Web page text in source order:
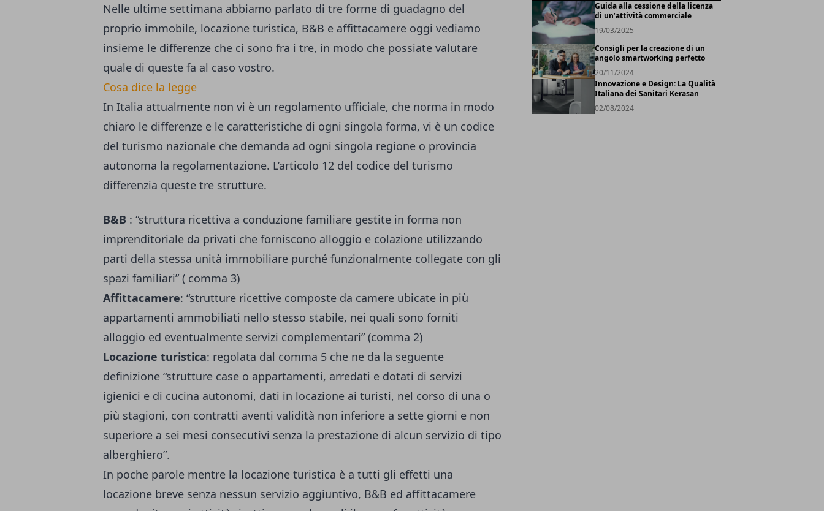
Nelle ultime settimana abbiamo parlato di tre forme di guadagno del
proprio immobile, locazione turistica, B&B e affittacamere oggi vediamo
insieme le differenze che ci sono fra i tre, in modo che possiate valutare
quale di queste fa al caso vostro.
Cosa dice la legge
In Italia attualmente non vi è un regolamento ufficiale, che norma in modo
chiaro le differenze e le caratteristiche di ogni singola forma, vi è un codice
del turismo nazionale che demanda ad ogni singola regione o provincia
autonoma la regolamentazione. L’articolo 12 del codice del turismo
differenzia queste tre strutture.
B&B : “struttura ricettiva a conduzione familiare gestite in forma non
imprenditoriale da privati che forniscono alloggio e colazione utilizzando
parti della stessa unità immobiliare purché funzionalmente collegate con gli
spazi familiari” ( comma 3)
Affittacamere: “strutture ricettive composte da camere ubicate in più
appartamenti ammobiliati nello stesso stabile, nei quali sono forniti
alloggio ed eventualmente servizi complementari” (comma 2)
Locazione turistica: regolata dal comma 5 che ne da la seguente
definizione “strutture case o appartamenti, arredati e dotati di servizi
igienici e di cucina autonomi, dati in locazione ai turisti, nel corso di una o
più stagioni, con contratti aventi validità non inferiore a sette giorni e non
superiore a sei mesi consecutivi senza la prestazione di alcun servizio di tipo
alberghiero”.
In poche parole mentre la locazione turistica è a tutti gli effetti una
locazione breve senza nessun servizio aggiuntivo, B&B ed affittacamere
Guida alla cessione della licenza
di un’attività commerciale
19/03/2025
Consigli per la creazione di un
angolo smartworking perfetto
20/11/2024
Innovazione e Design: La Qualità
Italiana dei Sanitari Kerasan
02/08/2024